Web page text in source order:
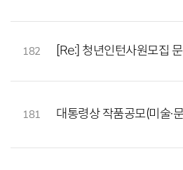
182 [Re:] 청년인턴사원모집
181 대통령상 작품공모(미술·